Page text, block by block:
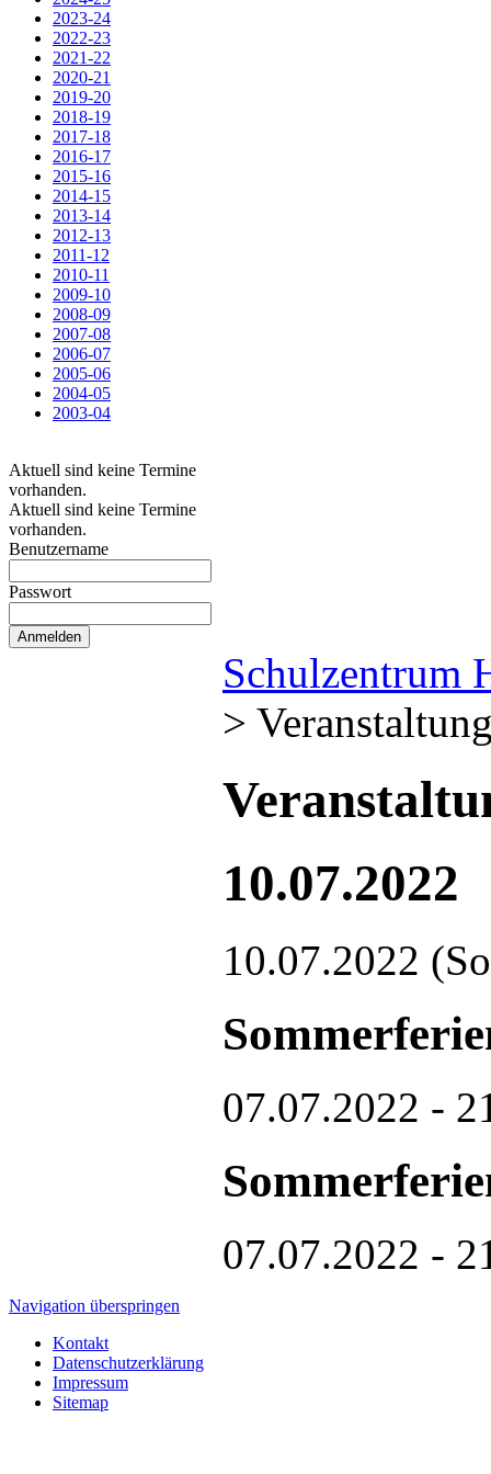
2023-24
2022-23
2021-22
2020-21
2019-20
2018-19
2017-18
2016-17
2015-16
2014-15
2013-14
2012-13
2011-12
2010-11
2009-10
2008-09
2007-08
2006-07
2005-06
2004-05
2003-04
Aktuell sind keine Termine
vorhanden.
Aktuell sind keine Termine
vorhanden.
Benutzername
Passwort
Schulzentrum
>
10.07.2022
10.07.2022
07.07.2022 -
07.07.2022 -
Navigation überspringen
Kontakt
Datenschutzerklärung
Impressum
Sitemap